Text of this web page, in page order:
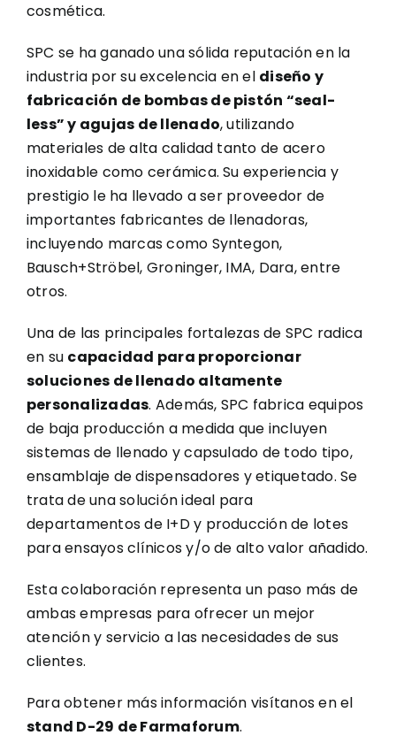
cosmética.
SPC se ha ganado una sólida reputación en la
industria por su excelencia en el diseño y
fabricación de bombas de pistón “seal-
less” y agujas de llenado, utilizando
materiales de alta calidad tanto de acero
inoxidable como cerámica. Su experiencia y
prestigio le ha llevado a ser proveedor de
importantes fabricantes de llenadoras,
incluyendo marcas como Syntegon,
Bausch+Ströbel, Groninger, IMA, Dara, entre
otros.
Una de las principales fortalezas de SPC radica
en su capacidad para proporcionar
soluciones de llenado altamente
personalizadas. Además, SPC fabrica equipos
de baja producción a medida que incluyen
sistemas de llenado y capsulado de todo tipo,
ensamblaje de dispensadores y etiquetado. Se
trata de una solución ideal para
departamentos de I+D y producción de lotes
para ensayos clínicos y/o de alto valor añadido.
Esta colaboración representa un paso más de
ambas empresas para ofrecer un mejor
atención y servicio a las necesidades de sus
clientes.
Para obtener más información visítanos en el
stand D-29 de Farmaforum.